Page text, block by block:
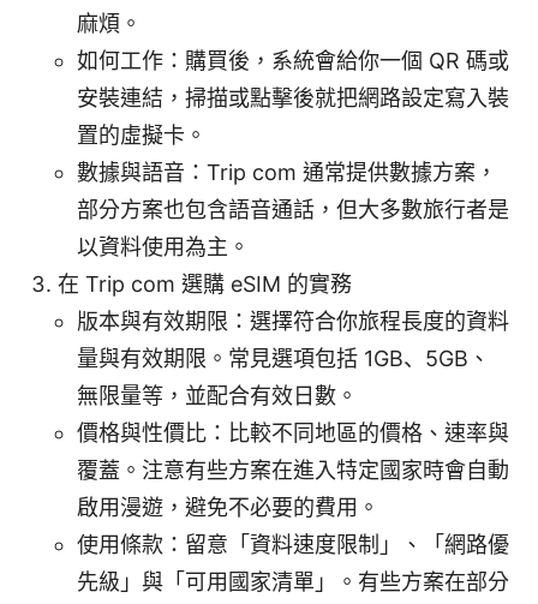
麻煩。
如何工作：購買後，系統會給你一個 QR 碼或
安裝連結，掃描或點擊後就把網路設定寫入裝
置的虛擬卡。
數據與語音：Trip com 通常提供數據方案，
部分方案也包含語音通話，但大多數旅行者是
以資料使用為主。
在 Trip com 選購 eSIM 的實務
版本與有效期限：選擇符合你旅程長度的資料
量與有效期限。常見選項包括 1GB、5GB、
無限量等，並配合有效日數。
價格與性價比：比較不同地區的價格、速率與
覆蓋。注意有些方案在進入特定國家時會自動
啟用漫遊，避免不必要的費用。
使用條款：留意「資料速度限制」、「網路優
先級」與「可用國家清單」。有些方案在部分